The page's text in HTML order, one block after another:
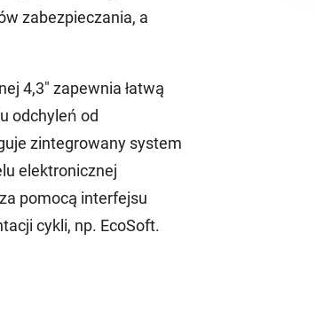
zabezpieczania, a
4,3″ zapewnia łatwą
odchyleń od
zintegrowany system
elektronicznej
pomocą interfejsu
cykli, np. EcoSoft.